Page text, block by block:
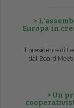
>
Europa in
Il presidente di
dal Board
> Un